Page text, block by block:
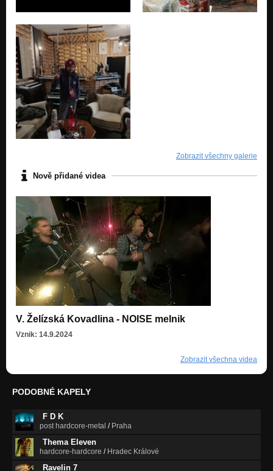
Zobrazit všechny galerie
Nově přidané videa
V. Želízská Kovadlina - NOISE melnik
Vznik: 14.9.2024
Zobrazit všechna videa
PODOBNÉ KAPELY
F D K
post hardcore-metal / Praha
Thema Eleven
hardcore-hardcore / Hradec Králové
Ravelin 7